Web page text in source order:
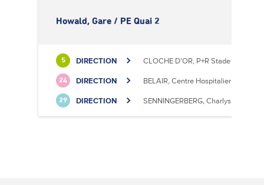
Howald, Gare / PE Quai 2
5 DIRECTION CLOCHE D'OR, P+R Stade de
24 DIRECTION BELAIR, Centre Hospitalier
29 DIRECTION SENNINGERBERG, Charlys Statioun